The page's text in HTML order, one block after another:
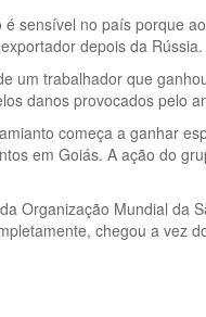
sensível no país porque
depois da Rússia.
um trabalhador que
danos provocados pelo
começa a ganhar
em Goiás. A ação do
Organização Mundial da
chegou a vez